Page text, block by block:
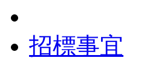
招標事宜